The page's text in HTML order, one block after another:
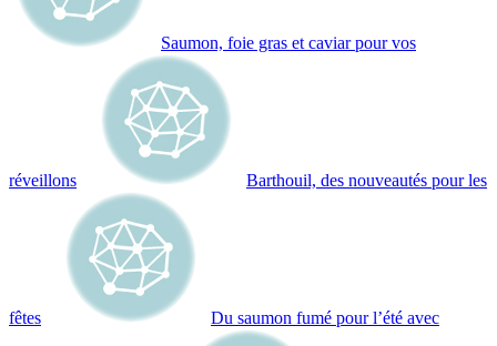
Saumon, foie gras et caviar pour vos
réveillons Barthouil, des nouveautés pour les
fêtes Du saumon fumé pour l’été avec